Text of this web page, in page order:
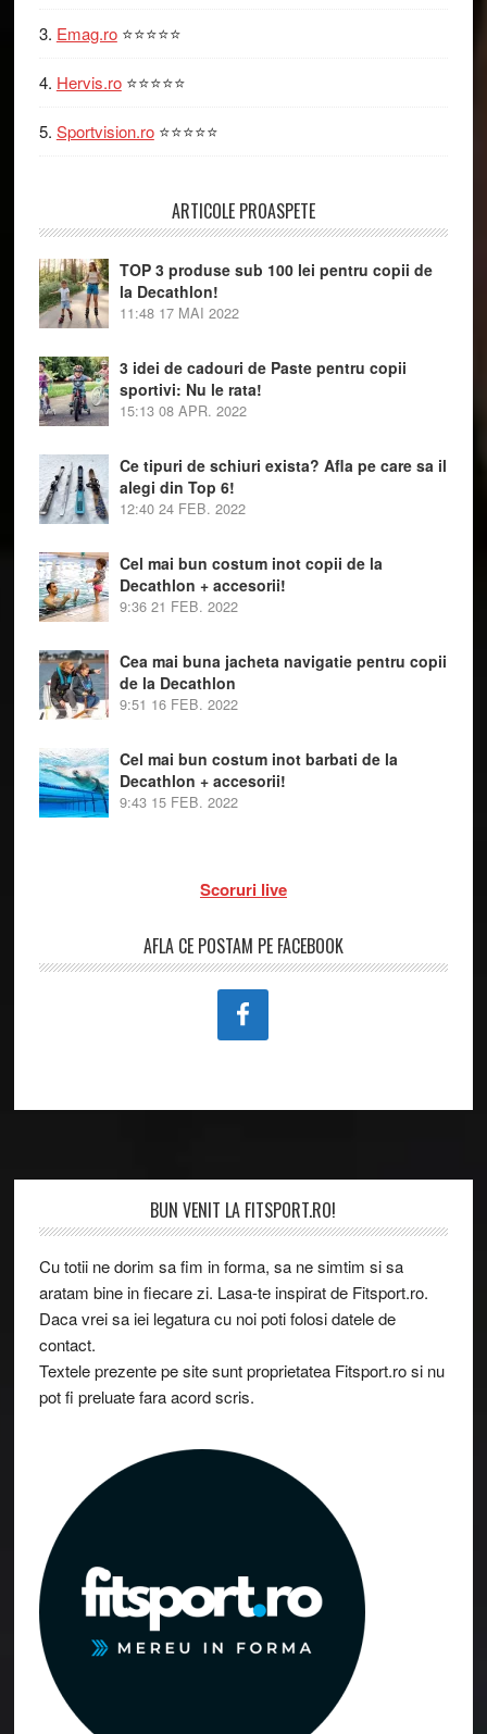
Emag.ro⭐⭐⭐⭐⭐
Hervis.ro⭐⭐⭐⭐⭐
Sportvision.ro⭐⭐⭐⭐⭐
ARTICOLE PROASPETE
TOP 3 produse sub 100 lei pentru copii de
la Decathlon!
11:48 17 MAI 2022
3 idei de cadouri de Paste pentru copii
sportivi: Nu le rata!
15:13 08 APR. 2022
Ce tipuri de schiuri exista? Afla pe care sa il
alegi din Top 6!
12:40 24 FEB. 2022
Cel mai bun costum inot copii de la
Decathlon + accesorii!
9:36 21 FEB. 2022
Cea mai buna jacheta navigatie pentru copii
de la Decathlon
9:51 16 FEB. 2022
Cel mai bun costum inot barbati de la
Decathlon + accesorii!
9:43 15 FEB. 2022
Scoruri live
AFLA CE POSTAM PE FACEBOOK
BUN VENIT LA FITSPORT.RO!
Cu totii ne dorim sa fim in forma, sa ne simtim si sa
aratam bine in fiecare zi. Lasa-te inspirat de Fitsport.ro.
Daca vrei sa iei legatura cu noi poti folosi datele de
contact.
Textele prezente pe site sunt proprietatea Fitsport.ro si nu
pot fi preluate fara acord scris.